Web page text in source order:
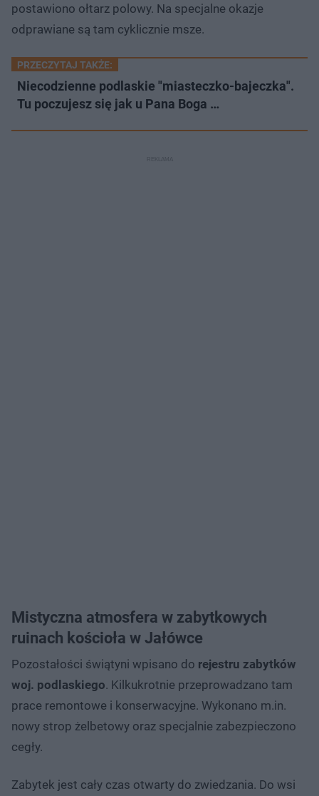
postawiono ołtarz polowy. Na specjalne okazje
odprawiane są tam cyklicznie msze.
PRZECZYTAJ TAKŻE:
Niecodzienne podlaskie "miasteczko-bajeczka".
Tu poczujesz się jak u Pana Boga …
Mistyczna atmosfera w zabytkowych
ruinach kościoła w Jałówce
Pozostałości świątyni wpisano do rejestru zabytków
woj. podlaskiego. Kilkukrotnie przeprowadzano tam
prace remontowe i konserwacyjne. Wykonano m.in.
nowy strop żelbetowy oraz specjalnie zabezpieczono
cegły.
Zabytek jest cały czas otwarty do zwiedzania. Do wsi